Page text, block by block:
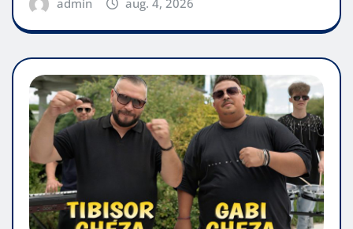
admin aug. 4, 2026